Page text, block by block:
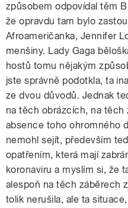
způsobem odpovídal těm
že opravdu tam bylo
Afroameričanka, Jennifer
menšiny. Lady Gaga
hostů tomu nějakým
jste správně podotkla, ta
ze dvou důvodů. Jednak
na těch obrázcích, na
absence toho ohromného
nemohl sejít, především
opatřením, která mají
koronaviru a myslím si, že
alespoň na těch záběrech
tolik nerušila, ale ta